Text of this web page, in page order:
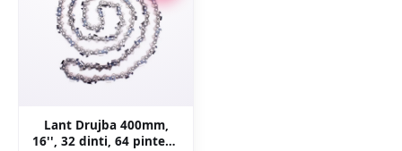
Lant Drujba 400mm,
16'', 32 dinti, 64 pinteni,